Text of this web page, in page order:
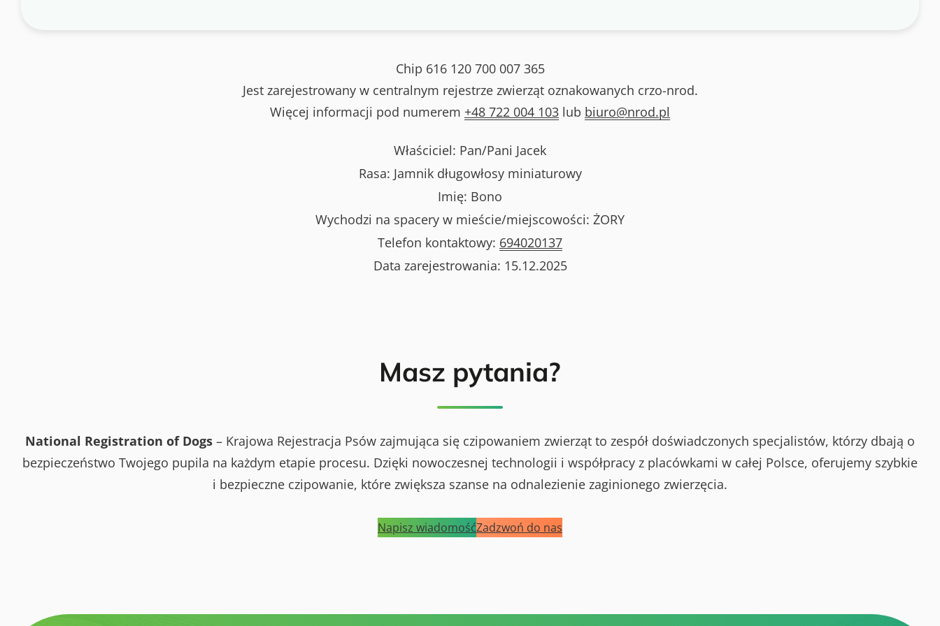
Chip 616 120 700 007 365
Jest zarejestrowany w centralnym rejestrze zwierząt oznakowanych crzo-nrod.
Więcej informacji pod numerem +48 722 004 103 lub biuro@nrod.pl
Właściciel: Pan/Pani Jacek
Rasa: Jamnik długowłosy miniaturowy
Imię: Bono
Wychodzi na spacery w mieście/miejscowości: ŻORY
Telefon kontaktowy: 694020137
Data zarejestrowania: 15.12.2025
Masz pytania?
National Registration of Dogs – Krajowa Rejestracja Psów zajmująca się czipowaniem zwierząt to zespół doświadczonych specjalistów, którzy dbają o
bezpieczeństwo Twojego pupila na każdym etapie procesu. Dzięki nowoczesnej technologii i współpracy z placówkami w całej Polsce, oferujemy szybkie
i bezpieczne czipowanie, które zwiększa szanse na odnalezienie zaginionego zwierzęcia.
Napisz wiadomośćZadzwoń do nas